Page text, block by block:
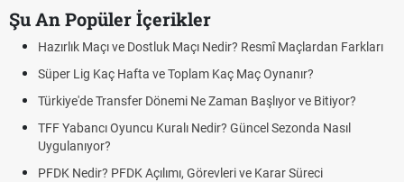
Şu An Popüler İçerikler
Maçı ve Dostluk Maçı Nedir? Resmî Maçlardan Farkları
Lig Kaç Hafta ve Toplam Kaç Maç Oynanır?
Transfer Dönemi Ne Zaman Başlıyor ve Bitiyor?
Oyuncu Kuralı Nedir? Güncel Sezonda Nasıl
Nedir? PFDK Açılımı, Görevleri ve Karar Süreci
Puan